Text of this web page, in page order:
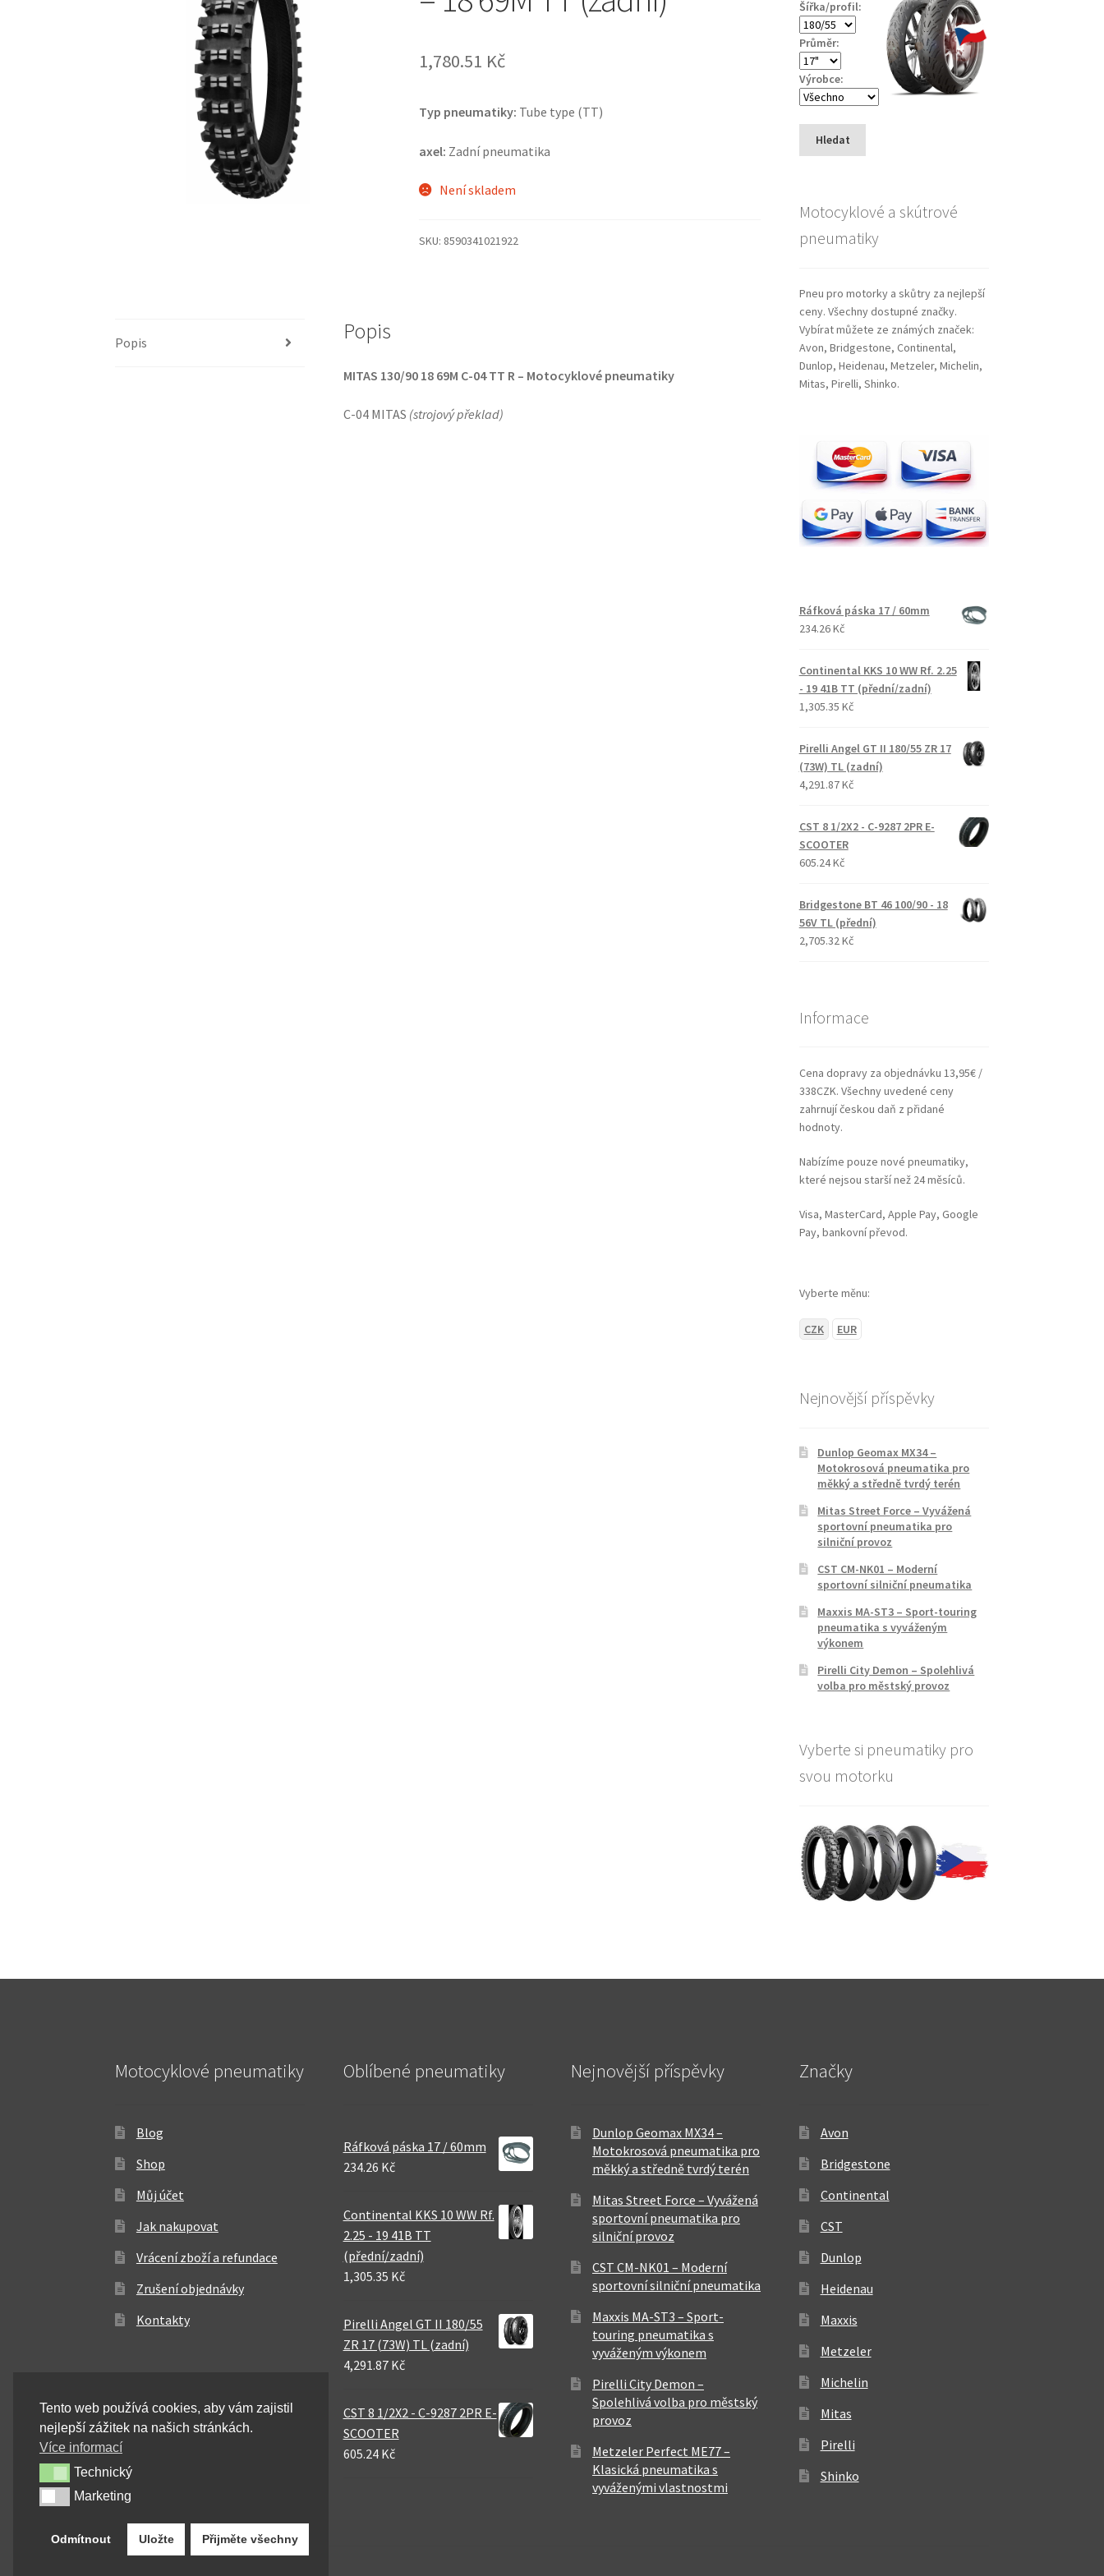
1,780.51 Kč
Typ pneumatiky: Tube type (TT)
axel: Zadní pneumatika
Není skladem
SKU: 8590341021922
Popis Popis
MITAS 130/90 18 69M C-04 TT R – Motocyklové pneumatiky
C-04 MITAS (strojový překlad)
Šířka/profil:
Průměr:
Výrobce:
Hledat
Motocyklové a skútrové
pneumatiky
Pneu pro motorky a skůtry za nejlepší
ceny. Všechny dostupné značky.
Vybírat můžete ze známých značek:
Avon, Bridgestone, Continental,
Dunlop, Heidenau, Metzeler, Michelin,
Mitas, Pirelli, Shinko.
Ráfková páska 17 / 60mm
234.26 Kč
Continental KKS 10 WW Rf. 2.25
- 19 41B TT (přední/zadní)
1,305.35 Kč
Pirelli Angel GT II 180/55 ZR 17
(73W) TL (zadní)
4,291.87 Kč
CST 8 1/2X2 - C-9287 2PR E-
SCOOTER
605.24 Kč
Bridgestone BT 46 100/90 - 18
56V TL (přední)
2,705.32 Kč
Informace
Cena dopravy za objednávku 13,95€ /
338CZK. Všechny uvedené ceny
zahrnují českou daň z přidané
hodnoty.
Nabízíme pouze nové pneumatiky,
které nejsou starší než 24 měsíců.
Visa, MasterCard, Apple Pay, Google
Pay, bankovní převod.
Vyberte měnu:
CZK EUR
Nejnovější příspěvky
Dunlop Geomax MX34 –
Motokrosová pneumatika pro
měkký a středně tvrdý terén
Mitas Street Force – Vyvážená
sportovní pneumatika pro
silniční provoz
CST CM-NK01 – Moderní
sportovní silniční pneumatika
Maxxis MA-ST3 – Sport-touring
pneumatika s vyváženým
výkonem
Pirelli City Demon – Spolehlivá
volba pro městský provoz
Vyberte si pneumatiky pro
svou motorku
Motocyklové pneumatiky
Blog
Shop
Můj účet
Jak nakupovat
Vrácení zboží a refundace
Zrušení objednávky
Kontakty
Oblíbené pneumatiky
Ráfková páska 17 / 60mm
234.26 Kč
Continental KKS 10 WW Rf.
2.25 - 19 41B TT
(přední/zadní)
1,305.35 Kč
Pirelli Angel GT II 180/55
ZR 17 (73W) TL (zadní)
4,291.87 Kč
CST 8 1/2X2 - C-9287 2PR E-
SCOOTER
605.24 Kč
Nejnovější příspěvky
Dunlop Geomax MX34 –
Motokrosová pneumatika pro
měkký a středně tvrdý terén
Mitas Street Force – Vyvážená
sportovní pneumatika pro
silniční provoz
CST CM-NK01 – Moderní
sportovní silniční pneumatika
Maxxis MA-ST3 – Sport-
touring pneumatika s
vyváženým výkonem
Pirelli City Demon –
Spolehlivá volba pro městský
provoz
Metzeler Perfect ME77 –
Klasická pneumatika s
vyváženými vlastnostmi
Značky
Avon
Bridgestone
Continental
CST
Dunlop
Heidenau
Maxxis
Metzeler
Michelin
Mitas
Pirelli
Shinko
Tento web používá cookies, aby vám zajistil
nejlepší zážitek na našich stránkách.
Více informací
TechnickýTechnický
MarketingMarketing
Odmítnout Uložte Přijměte všechny